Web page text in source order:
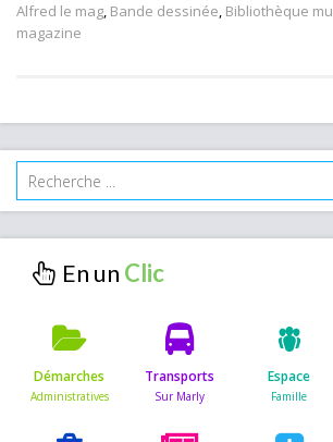
Alfred le mag, Bande dessinée, Bibliothèque
magazine
En un
Démarches Transports Espace